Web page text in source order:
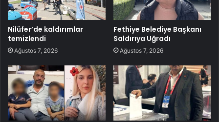
Nilüfer’de kaldırımlar
temizlendi
Ağustos 7, 2026
Fethiye Belediye Başkanı
Saldırıya Uğradı
Ağustos 7, 2026